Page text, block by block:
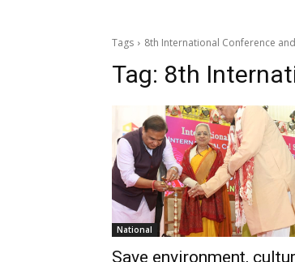
Tags 8th International Conference
Tag: 8th
National
Save environment,